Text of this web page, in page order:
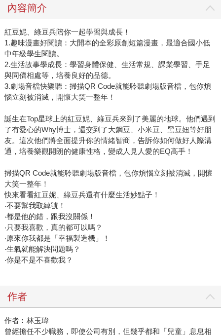
內容簡介
紅豆妮、綠豆兵陪你一起學習與成長！
1.趣味漫畫好閱讀：大開本的全彩原創短篇漫畫，最適合國小低
中年級學生閱讀。
2.生活故事學成長：學習身體保健、生活常規、課業學習、手足
與同儕相處等，培養良好的品德。
3.劇場音檔快樂聽：掃描QR Code就能聆聽劇場版音檔，包你煩
惱立刻被消滅，開懷大笑一整年！
誕生在Top星球上的紅豆妮、綠豆兵來到了美麗的地球。他們遇到
了有愛心的Why博士，還交到了大鋼豆、小米豆、黑豆妞等好朋
友。這次他們將全面提升你的情緒智商，告訴你如何做好人際溝
通，培養樂觀開朗的健康性格，變成人見人愛的EQ高手！
掃描QR Code就能聆聽劇場版音檔，包你煩惱立刻被消滅，開懷
大笑一整年！
快來看看紅豆妮、綠豆兵還有什麼生活妙點子！
‧不要幫我取綽號！
‧都是他的錯，跟我沒關係！
‧只要我喜歡，真的都可以嗎？
‧原來你我都是「幸福製造機」！
‧生氣就能解決問題嗎？
‧你是不是不喜歡我？
作者
作者︰林玉瑋
曾經擔任不少職務，即使公司有別，但幾乎都和「兒童」息息相